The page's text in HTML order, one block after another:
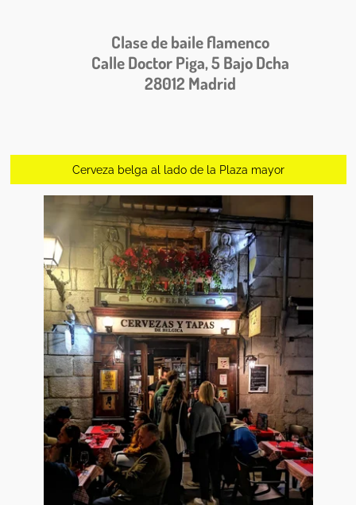
Clase de baile flamenco
Calle Doctor Piga, 5 Bajo Dcha
28012 Madrid
Cerveza belga al lado de la Plaza mayor